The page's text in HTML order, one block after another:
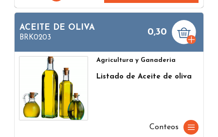
ACEITE DE OLIVA
BRK0203
0,30
Agricultura y Ganaderia
Listado de Aceite de oliva
Conteos